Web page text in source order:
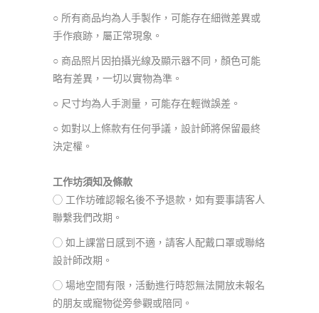
○ 所有商品均為人手製作，可能存在細微差異或
手作痕跡，屬正常現象。
○ 商品照片因拍攝光線及顯示器不同，顏色可能
略有差異，一切以實物為準。
○ 尺寸均為人手測量，可能存在輕微誤差。
○ 如對以上條款有任何爭議，設計師將保留最終
決定權。
工作坊須知及條款
◯ 工作坊確認報名後不予退款，如有要事請客人
聯繫我們改期。
◯ 如上課當日感到不適，請客人配戴口罩或聯絡
設計師改期。
◯ 場地空間有限，活動進行時恕無法開放未報名
的朋友或寵物從旁參觀或陪同。